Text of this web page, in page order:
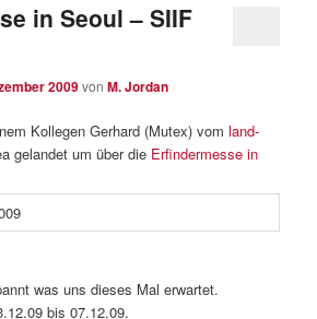
in Seoul – SIIF
2009vonM. Jordan
Kollegen Gerhard (Mutex) vomland-
gelandet um über die Erfindermesse in
was uns dieses Mal erwartet.
bis 07.12.09.